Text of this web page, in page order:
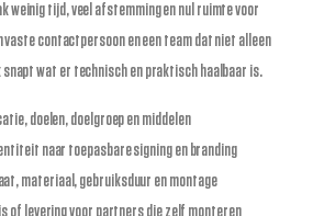
weinig tijd, veel afstemming en nul ruimte voor
vaste contactpersoon en een team dat niet alleen
wat er technisch en praktisch haalbaar is.
doelen, doelgroep en middelen
naar toepasbare signing en branding
materiaal, gebruiksduur en montage
of levering voor partners die zelf monteren